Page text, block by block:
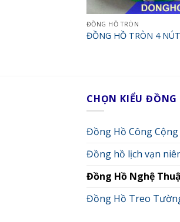
ĐỒNG HỒ TRÒN
ĐỒNG HỒ TRÒN 4
CHỌN KIỂU ĐỒNG
Đồng Hồ Công Cộng
Đồng hồ lịch vạn
Đồng Hồ Nghệ
Đồng Hồ Treo